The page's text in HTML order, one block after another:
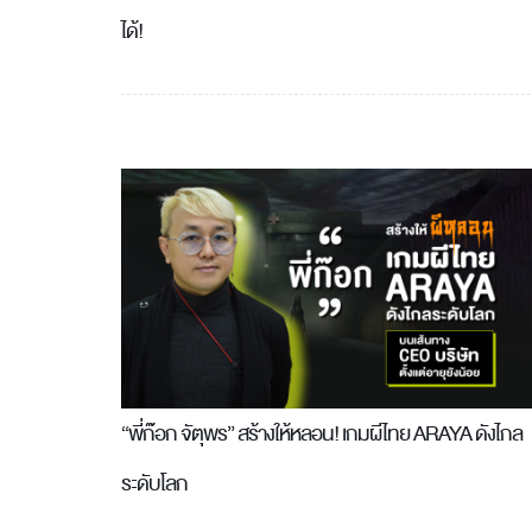
ได้!
“พี่ก๊อก จัตุพร” สร้างให้หลอน! เกมผีไทย ARAYA ดังไกล
ระดับโลก